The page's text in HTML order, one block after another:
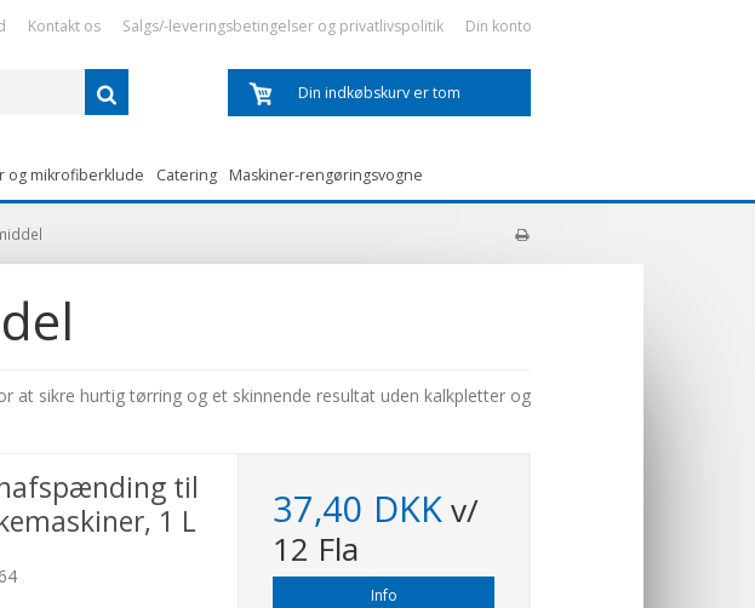
Kontakt os Salgs/-leveringsbetingelser og privatlivspolitik Din konto
Din indkøbskurv er tom
og mikrofiberklude Catering Maskiner-rengøringsvogne
at sikre hurtig tørring og et skinnende resultat uden kalkpletter og
til
1 L
37,40 DKKv/
12 Fla
Info